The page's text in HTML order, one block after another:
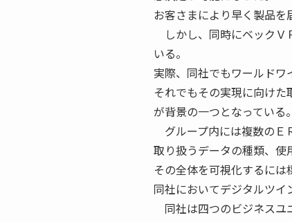
お客さまにより早く製品を
しかし、同時にベックＶ
いる。
実際、同社でもワールドワ
それでもその実現に向け
が背景の一つとなっている。
グループ内には複数のＥ
取り扱うデータの種類、使
その全体を可視化するには
同社においてデジタルツイ
同社は四つのビジネスユ